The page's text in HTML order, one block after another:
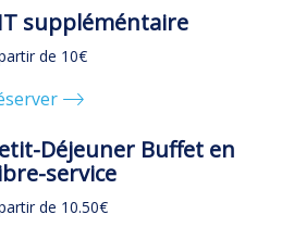
suppléméntaire
de 10€
Déjeuner Buffet en
service
de 10.50€